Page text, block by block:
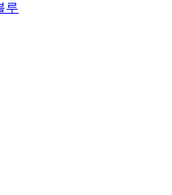
루